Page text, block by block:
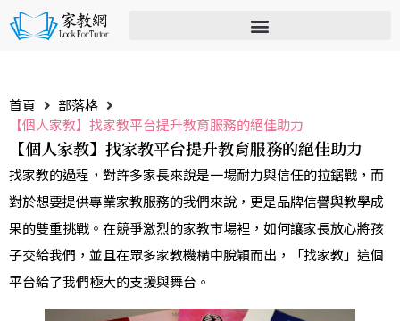
首頁
部落格
【個人家教】找家教平台提升教育服務的絕佳助力
【個人家教】找家教平台提升教育服務的絕佳助力
找家教的過程，對許多家長來說是一場耐力與信任的拉鋸戰，而
對於想要提供專業家教服務的我們來說，更是品牌信譽與教學成
果的雙重挑戰。在競爭激烈的家教市場裡，如何讓家長放心將孩
子交給我們，並且在眾多家教機構中脫穎而出，「找家教」這個
平台給了我們極大的支援與舞台。